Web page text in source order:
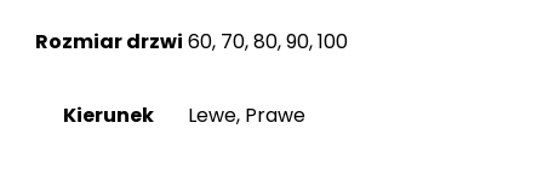
Rozmiar drzwi 60, 70, 80, 90, 100
Kierunek Lewe, Prawe